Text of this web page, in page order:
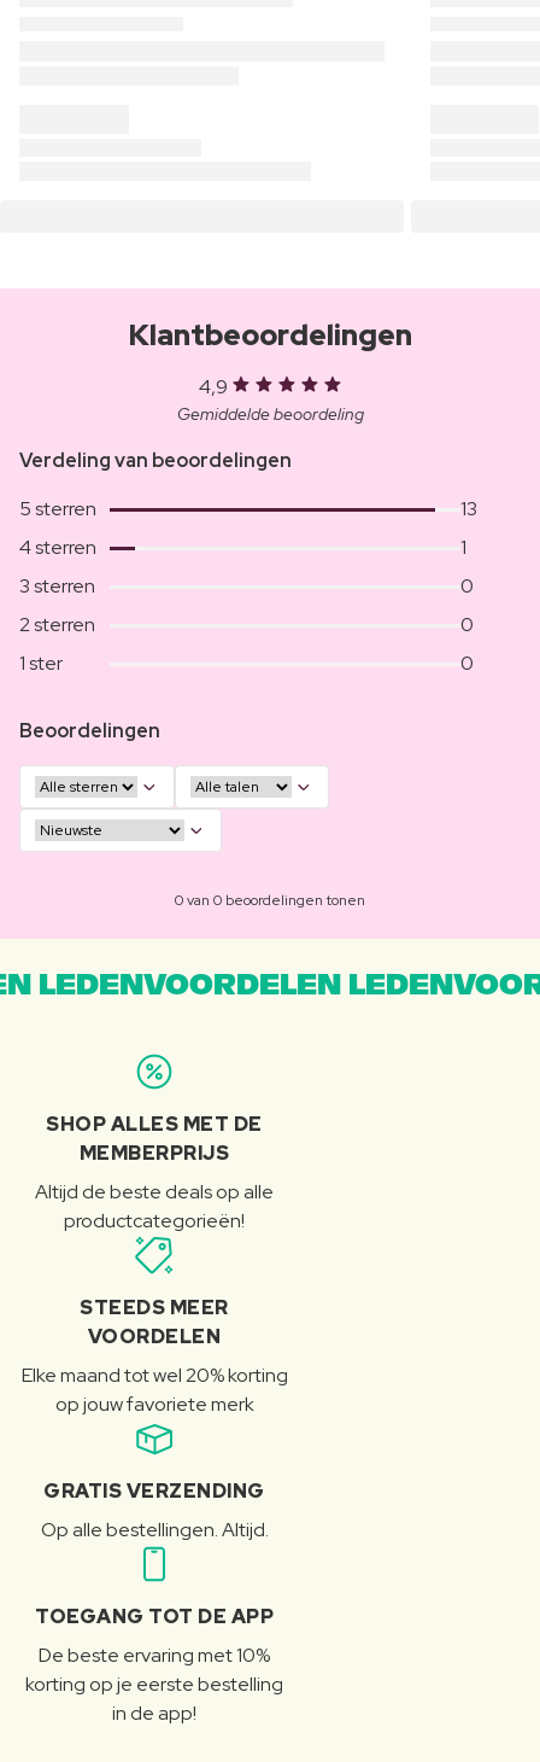
Klantbeoordelingen
4,9
Gemiddelde beoordeling
Verdeling van beoordelingen
5 sterren
13
4 sterren
1
3 sterren
0
2 sterren
0
1 ster
0
Beoordelingen
0 van 0 beoordelingen tonen
LEDENVOORDELEN
SHOP ALLES MET DE
MEMBERPRIJS
Altijd de beste deals op alle
productcategorieën!
STEEDS MEER
VOORDELEN
Elke maand tot wel 20% korting
op jouw favoriete merk
GRATIS VERZENDING
Op alle bestellingen. Altijd.
TOEGANG TOT DE APP
De beste ervaring met 10%
korting op je eerste bestelling
in de app!